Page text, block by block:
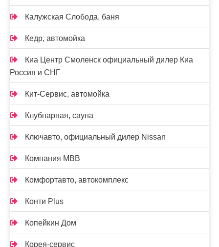
Калужская Слобода, баня
Кедр, автомойка
Киа Центр Смоленск официальный дилер Киа
Россия и СНГ
Кит-Сервис, автомойка
Клубпарная, сауна
Ключавто, официальный дилер Nissan
Компания МВВ
Комфортавто, автокомплекс
Конти Plus
Копейкин Дом
Корея-сервис